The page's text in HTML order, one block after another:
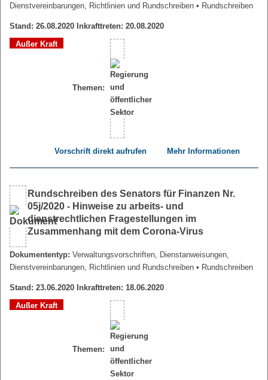
Dienstvereinbarungen, Richtlinien und Rundschreiben • Rundschreiben
Stand: 26.08.2020 Inkrafttreten: 20.08.2020
Außer Kraft
Themen:
Vorschrift direkt aufrufen Mehr Informationen
Rundschreiben des Senators für Finanzen Nr.
05j/2020 - Hinweise zu arbeits- und
dienstrechtlichen Fragestellungen im
Zusammenhang mit dem Corona-Virus
Dokumententyp: Verwaltungsvorschriften, Dienstanweisungen,
Dienstvereinbarungen, Richtlinien und Rundschreiben • Rundschreiben
Stand: 23.06.2020 Inkrafttreten: 18.06.2020
Außer Kraft
Themen: